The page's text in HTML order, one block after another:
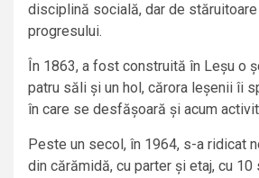
disciplină socială, dar de stăruitoare
progresului.
În 1863, a fost construită în Leșu o
patru săli și un hol, cărora leșenii îi
în care se desfășoară și acum
Peste un secol, în 1964, s-a ridicat
din cărămidă, cu parter și etaj, cu